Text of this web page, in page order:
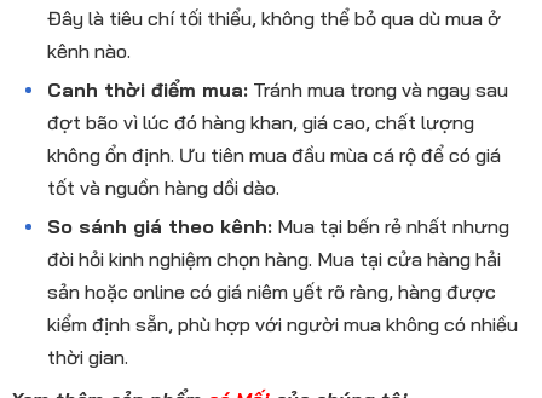
Đây là tiêu chí tối thiểu, không thể bỏ qua dù mua ở
kênh nào.
Canh thời điểm mua:Tránh mua trong và ngay sau
đợt bão vì lúc đó hàng khan, giá cao, chất lượng
không ổn định. Ưu tiên mua đầu mùa cá rộ để có giá
tốt và nguồn hàng dồi dào.
So sánh giá theo kênh:Mua tại bến rẻ nhất nhưng
đòi hỏi kinh nghiệm chọn hàng. Mua tại cửa hàng hải
sản hoặc online có giá niêm yết rõ ràng, hàng được
kiểm định sẵn, phù hợp với người mua không có nhiều
thời gian.